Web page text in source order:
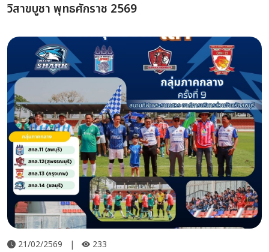
วิสาขบูชา พุทธศักราช 2569
21/02/2569 | 233